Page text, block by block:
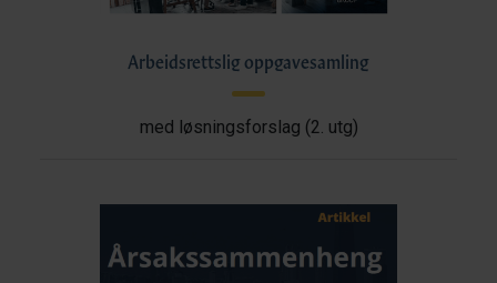
Arbeidsrettslig oppgavesamling
med løsningsforslag (2. utg)